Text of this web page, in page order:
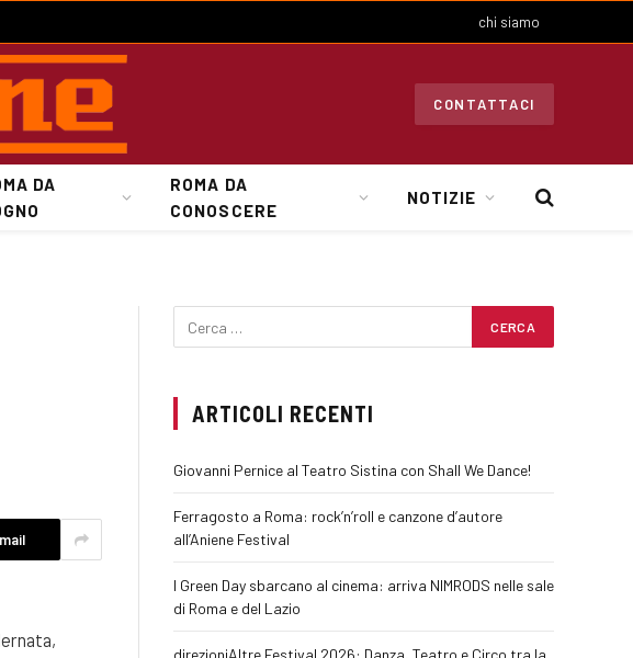
chi siamo
CONTATTACI
DA
ROMA DA
CONOSCERE
NOTIZIE
ARTICOLI RECENTI
Giovanni Pernice al Teatro Sistina con Shall We Dance!
Ferragosto a Roma: rock’n’roll e canzone d’autore
all’Aniene Festival
I Green Day sbarcano al cinema: arriva NIMRODS nelle sale
di Roma e del Lazio
direzioniAltre Festival 2026: Danza, Teatro e Circo tra la